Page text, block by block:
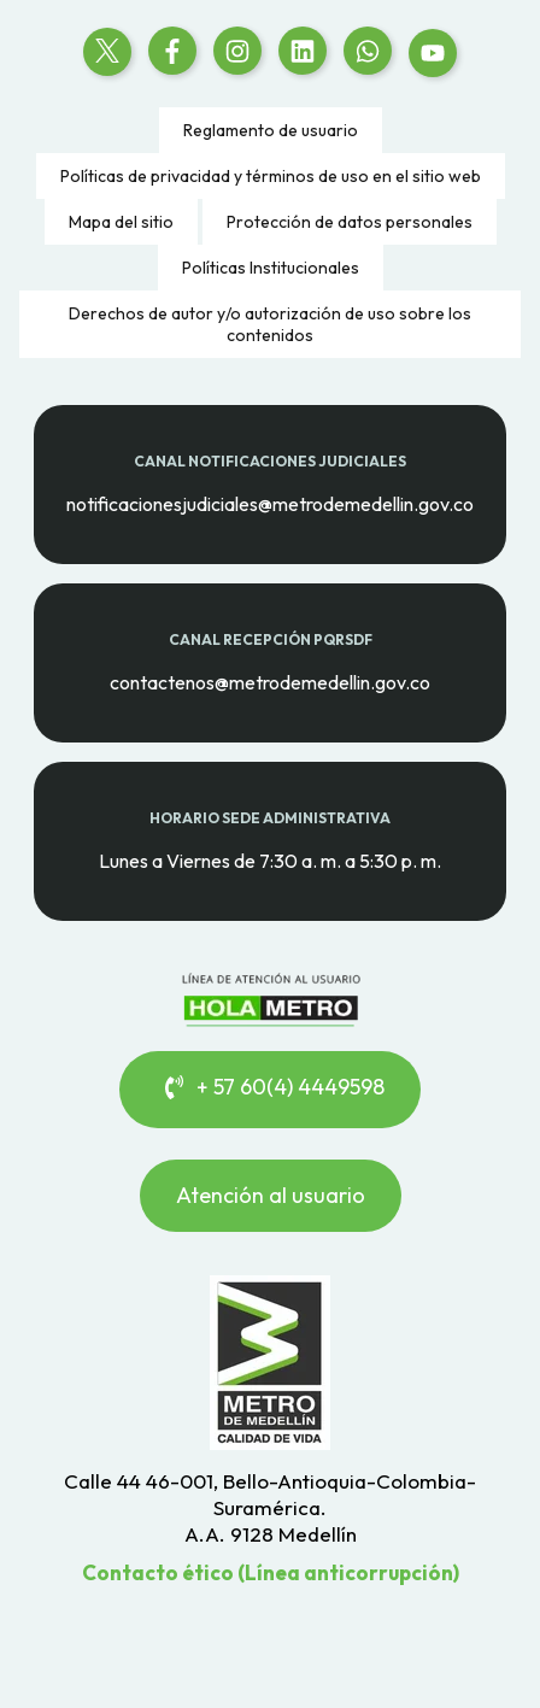
Reglamento de usuario
Políticas de privacidad y términos de uso en el sitio web
Mapa del sitio Protección de datos personales
Políticas Institucionales
Derechos de autor y/o autorización de uso sobre los
contenidos
CANAL NOTIFICACIONES JUDICIALES
notificacionesjudiciales@metrodemedellin.gov.co
CANAL RECEPCIÓN PQRSDF
contactenos@metrodemedellin.gov.co
HORARIO SEDE ADMINISTRATIVA
Lunes a Viernes de 7:30 a. m. a 5:30 p. m.
+ 57 60(4) 4449598
Atención al usuario
Calle 44 46-001, Bello-Antioquia-Colombia-
Suramérica.
A.A. 9128 Medellín
Contacto ético (Línea anticorrupción)